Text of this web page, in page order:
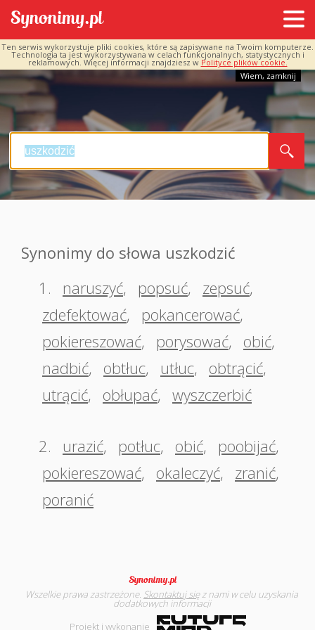
Ten serwis wykorzystuje pliki cookies, które są zapisywane na Twoim komputerze.
Technologia ta jest wykorzystywana w celach funkcjonalnych, statystycznych i
reklamowych. Więcej informacji znajdziesz w Polityce plików cookie.
Wiem, zamknij
Synonimy do słowa uszkodzić
1.
naruszyć, popsuć, zepsuć,
zdefektować, pokancerować,
pokiereszować, porysować, obić,
nadbić, obtłuc, utłuc, obtrącić,
utrącić, obłupać, wyszczerbić
2. urazić, potłuc, obić, poobijać,
pokiereszować, okaleczyć, zranić,
poranić
Wszelkie prawa zastrzeżone. Skontaktuj sięz nami w celu uzyskania
dodatkowych informacji
Projekt i wykonanie